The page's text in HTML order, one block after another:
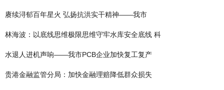
赓续浔郁百年星火 弘扬抗洪实干精神——我市
林海波：以底线思维极限思维守牢水库安全底线 科
水退人进机声响——我市PCB企业加快复工复产
贵港金融监管分局：加快金融理赔降低群众损失